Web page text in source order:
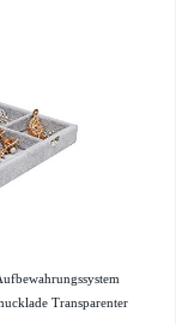
Transparenter